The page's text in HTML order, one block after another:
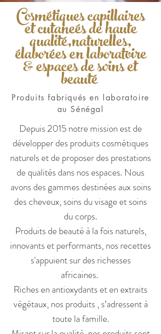
Cosmétiques capillaires
et cutaneés de haute
qualité,naturelles,
élaborées en laboratoire
& espaces de soins et
beauté
Produits fabriqués en laboratoire
au Sénégal
Depuis 2015 notre mission est de
développer des produits cosmétiques
naturels et de proposer des prestations
de qualités dans nos espaces. Nous
avons des gammes destinées aux soins
des cheveux, soins du visage et soins
du corps.
Produits de beauté à la fois naturels,
innovants et performants, nos recettes
s'appuient sur des richesses
africaines.
Riches en antioxydants et en extraits
végétaux, nos produits , s’adressent à
toute la famille.